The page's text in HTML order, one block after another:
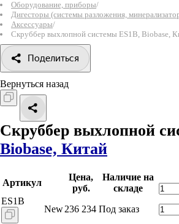
Оборудование, приборы/
Дигесторы (системы разложения,
Аксессуары/
Скруббер выхлопной системы ES1B, Biobase,
Поделиться
Вернуться назад
Скруббер выхлопной
Biobase, Китай
Артикул
Цена,
руб.
Наличие на
складе
ES1B
New236 234 Под заказ